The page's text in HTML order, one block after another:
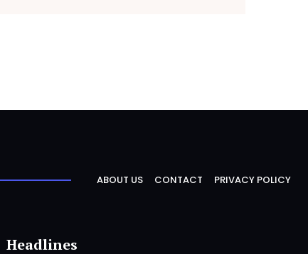
ABOUT US CONTACT PRIVACY POLICY
Headlines